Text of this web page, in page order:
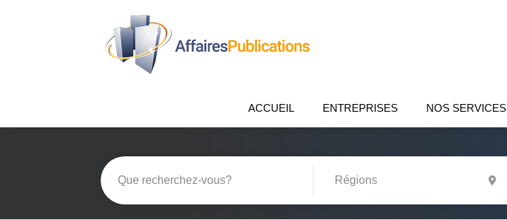
ACCUEIL ENTREPRISES NOS SERVICES